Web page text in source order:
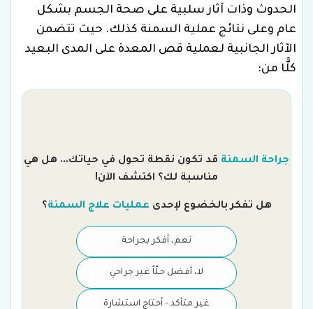
الحدوث وذات آثار سلبية على صحة الجسم بشكل
عام وعلى نتائج عملية السمنة كذلك. حيث تتضمن
الآثار الجانبية لعملية قص المعدة على المدى البعيد
كلًّا من:
جراحة السمنة قد تكون نقطة تحول في حياتك... هل هي
مناسبة لك؟ اكتشف الآن!
هل تفكر بالخضوع لإحدى عمليات علاج السمنة؟
نعم، أفكر بجراحة
لا، أفضل حلّاً غير جراحي
غير متأكد - أحتاج استشارة